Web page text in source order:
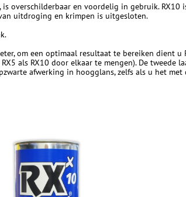
overschilderbaar en voordelig in gebruik.
uitdroging en krimpen is uitgesloten.
om een optimaal resultaat te bereiken dient
als RX10 door elkaar te mengen). De
afwerking in hoogglans, zelfs als u het